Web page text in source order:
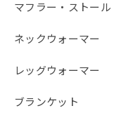
マフラー・ストール
ネックウォーマー
レッグウォーマー
ブランケット
ョップにて順
からもお客様